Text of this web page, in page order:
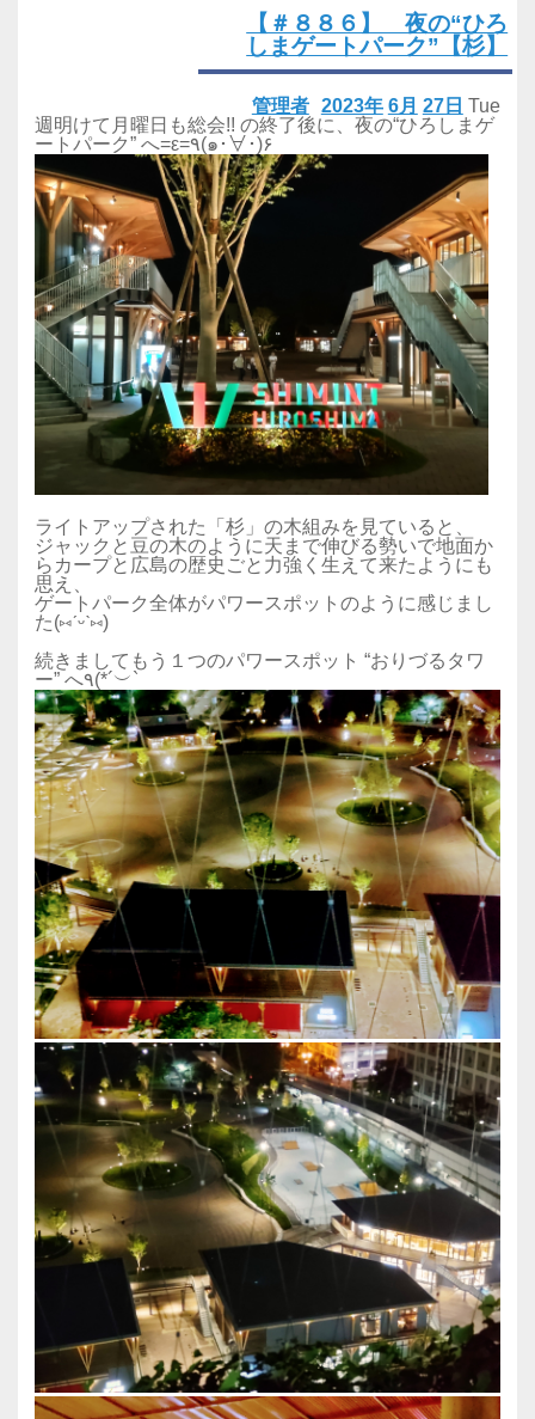
【＃８８６】 夜の“ひろ
しまゲートパーク”【杉】
2023年 6月 27日 Tue
管理者
週明けて月曜日も総会!! の終了後に、夜の“ひろしまゲ
ートパーク” へ=ε=٩(๑･∀･)۶
ライトアップされた「杉」の木組みを見ていると、
ジャックと豆の木のように天まで伸びる勢いで地面か
らカープと広島の歴史ごと力強く生えて来たようにも
思え、
ゲートパーク全体がパワースポットのように感じまし
た(⑅ˊᵕˋ⑅)
続きましてもう１つのパワースポット “おりづるタワ
ー” へ٩(*´︶`